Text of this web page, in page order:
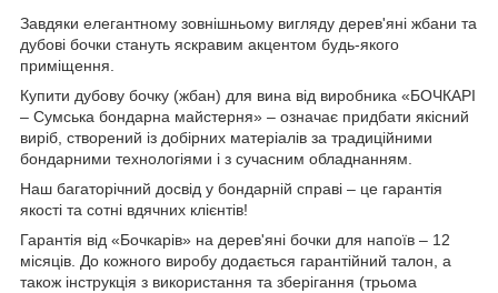
Завдяки елегантному зовнішньому вигляду дерев'яні жбани та
дубові бочки стануть яскравим акцентом будь-якого
приміщення.
Купити дубову бочку (жбан) для вина від виробника «БОЧКАРІ
– Сумська бондарна майстерня» – означає придбати якісний
виріб, створений із добірних матеріалів за традиційними
бондарними технологіями і з сучасним обладнанням.
Наш багаторічний досвід у бондарній справі – це гарантія
якості та сотні вдячних клієнтів!
Гарантія від «Бочкарів» на дерев'яні бочки для напоїв – 12
місяців. До кожного виробу додається гарантійний талон, а
також інструкція з використання та зберігання (трьома